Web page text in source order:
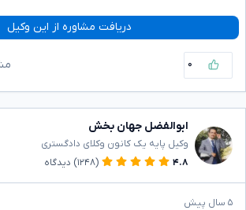
دریافت مشاوره از این وکیل
۰
ابوالفضل جهان بخش
وکیل پایه یک کانون وکلای دادگستری
۴.۸
(۱۲۴۸) دیدگاه
۵ سال پیش